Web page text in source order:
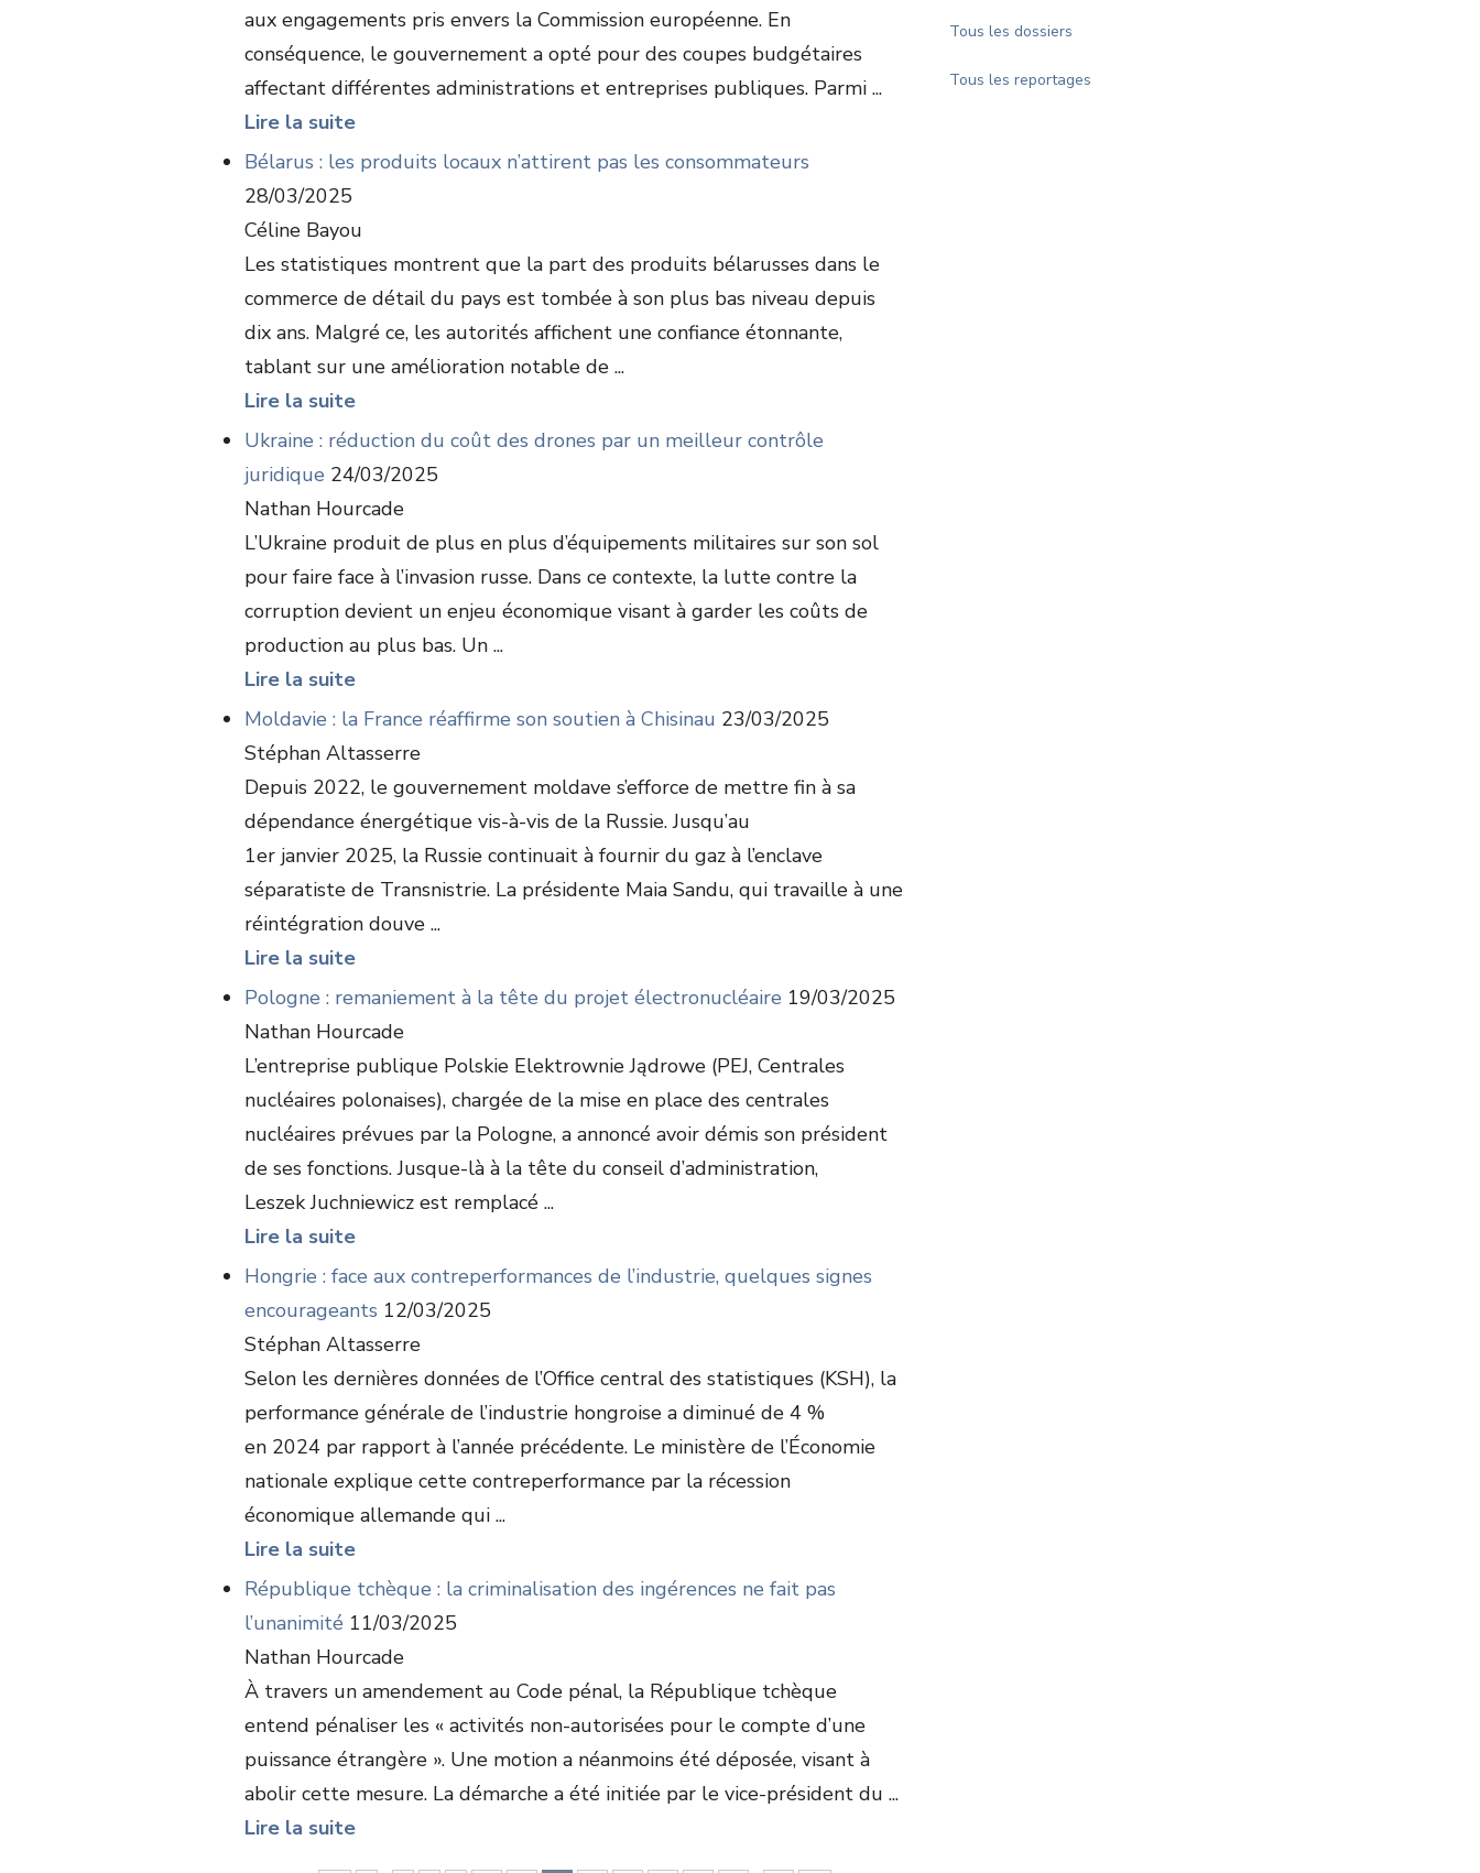
aux engagements pris envers la Commission européenne. En
conséquence, le gouvernement a opté pour des coupes budgétaires
affectant différentes administrations et entreprises publiques. Parmi ...
Lire la suite
Bélarus : les produits locaux n’attirent pas les consommateurs
28/03/2025
Céline Bayou
Les statistiques montrent que la part des produits bélarusses dans le
commerce de détail du pays est tombée à son plus bas niveau depuis
dix ans. Malgré ce, les autorités affichent une confiance étonnante,
tablant sur une amélioration notable de ...
Lire la suite
Ukraine : réduction du coût des drones par un meilleur contrôle
juridique 24/03/2025
Nathan Hourcade
L’Ukraine produit de plus en plus d’équipements militaires sur son sol
pour faire face à l’invasion russe. Dans ce contexte, la lutte contre la
corruption devient un enjeu économique visant à garder les coûts de
production au plus bas. Un ...
Lire la suite
Moldavie : la France réaffirme son soutien à Chisinau 23/03/2025
Stéphan Altasserre
Depuis 2022, le gouvernement moldave s’efforce de mettre fin à sa
dépendance énergétique vis-à-vis de la Russie. Jusqu’au
1er janvier 2025, la Russie continuait à fournir du gaz à l’enclave
séparatiste de Transnistrie. La présidente Maia Sandu, qui travaille à une
réintégration douve ...
Lire la suite
Pologne : remaniement à la tête du projet électronucléaire 19/03/2025
Nathan Hourcade
L’entreprise publique Polskie Elektrownie Jądrowe (PEJ, Centrales
nucléaires polonaises), chargée de la mise en place des centrales
nucléaires prévues par la Pologne, a annoncé avoir démis son président
de ses fonctions. Jusque-là à la tête du conseil d’administration,
Leszek Juchniewicz est remplacé ...
Lire la suite
Hongrie : face aux contreperformances de l’industrie, quelques signes
encourageants 12/03/2025
Stéphan Altasserre
Selon les dernières données de l’Office central des statistiques (KSH), la
performance générale de l’industrie hongroise a diminué de 4 %
en 2024 par rapport à l’année précédente. Le ministère de l’Économie
nationale explique cette contreperformance par la récession
économique allemande qui ...
Lire la suite
République tchèque : la criminalisation des ingérences ne fait pas
l’unanimité 11/03/2025
Nathan Hourcade
À travers un amendement au Code pénal, la République tchèque
entend pénaliser les « activités non-autorisées pour le compte d’une
puissance étrangère ». Une motion a néanmoins été déposée, visant à
abolir cette mesure. La démarche a été initiée par le vice-président du ...
Lire la suite
Tous les dossiers
Tous les reportages